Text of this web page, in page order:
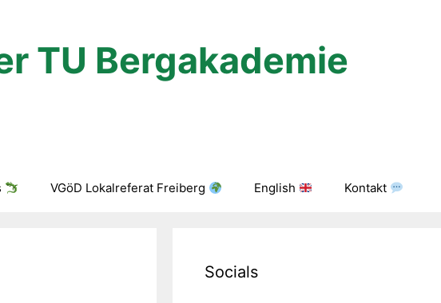
TU Bergakademie
VGöD Lokalreferat Freiberg English Kontakt
Socials